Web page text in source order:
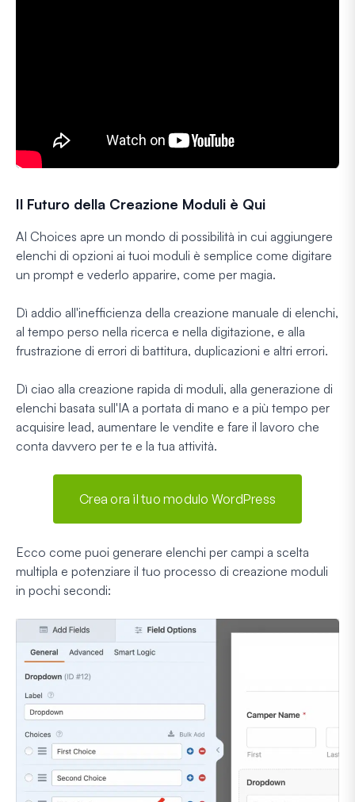
Il Futuro della Creazione Moduli è Qui
AI Choices apre un mondo di possibilità in cui aggiungere
elenchi di opzioni ai tuoi moduli è semplice come digitare
un prompt e vederlo apparire, come per magia.
Dì addio all'inefficienza della creazione manuale di elenchi,
al tempo perso nella ricerca e nella digitazione, e alla
frustrazione di errori di battitura, duplicazioni e altri errori.
Dì ciao alla creazione rapida di moduli, alla generazione di
elenchi basata sull'IA a portata di mano e a più tempo per
acquisire lead, aumentare le vendite e fare il lavoro che
conta davvero per te e la tua attività.
Crea ora il tuo modulo WordPress
Ecco come puoi generare elenchi per campi a scelta
multipla e potenziare il tuo processo di creazione moduli
in pochi secondi: